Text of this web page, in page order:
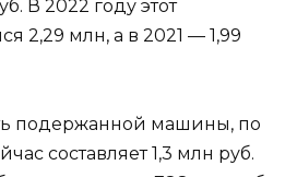
В 2022 году этот
2,29 млн, а в 2021 — 1,99
подержанной машины, по
составляет 1,3 млн руб.